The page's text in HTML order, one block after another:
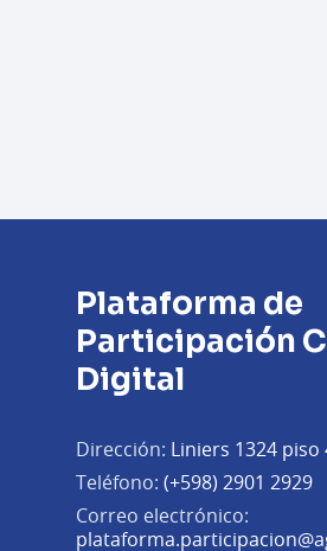
Plataforma de
Participación
Digital
Dirección: Liniers 1324 piso
Teléfono: (+598) 2901 2929
Correo electrónico: